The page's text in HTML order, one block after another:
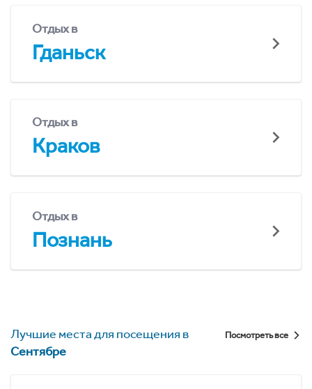
Отдых в
Гданьск
Отдых в
Краков
Отдых в
Познань
Лучшие места для посещения в
Сентябре
Посмотреть все